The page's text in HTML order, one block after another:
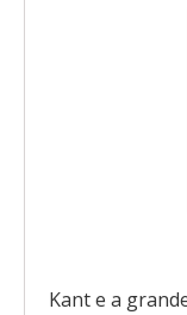
Kant e a